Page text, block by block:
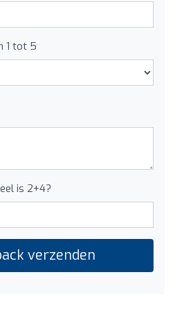
1 tot 5
is 2+4?
verzenden